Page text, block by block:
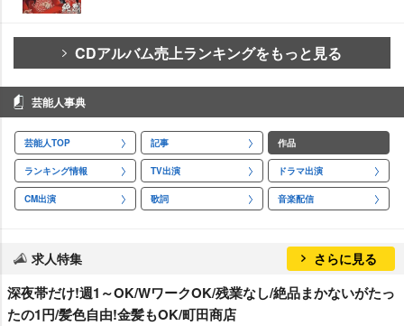
CDアルバム売上ランキングをもっと見る
芸能人事典
芸能人TOP 記事 作品
ランキング情報 TV出演 ドラマ出演
CM出演 歌詞 音楽配信
求人特集 さらに見る
深夜帯だけ!週1～OK/WワークOK/残業なし/絶品まかないがたっ
たの1円/髪色自由!金髪もOK/町田商店